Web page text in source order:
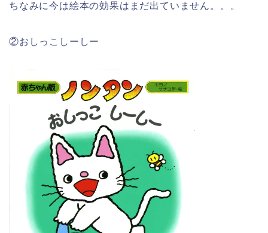
ちなみに今は絵本の効果はまだ出ていません。。。
②おしっこしーしー